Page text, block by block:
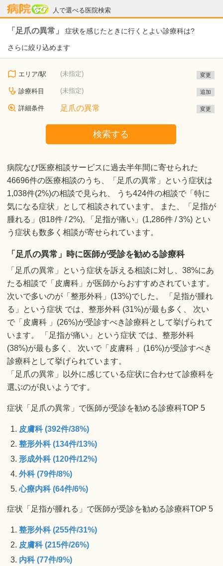
人で選べる医院検索
病院なび
「足爪の異常」 症状を感じたときに行くとよい診療科は?
さらに絞り込めます
エリア/駅 (未指定) 変更
診療科目 (未指定) 追加
詳細条件 足爪の異常 変更
検索する
病院なび医療相談サービスに過去半年間に寄せられた
46696件の医療相談のうち、「足爪の異常」という症状は
1,038件(2%)の相談で見られ、 うち424件の相談で「特に
気になる症状」として相談されています。 また、「足指が
腫れる」(818件 / 2%), 「足指が痛い」(1,286件 / 3%) とい
う症状も数多く相談が寄せられています。
「足爪の異常」時に医師が受診を勧める診療科
「足爪の異常」という症状を訴える相談に対し、38%にあ
たる相談で「皮膚科」が医師からおすすめされています。
次いで多いのが「整形外科」(13%)でした。 「足指が腫れ
る」という症状 では、整形外科 (31%)が最も多く、 次い
で「皮膚科 」(26%)が受診すべき診療科として挙げられて
います。 「足指が痛い」という症状 では、整形外科
(38%)が最も多く、 次いで「皮膚科 」(16%)が受診すべき
診療科として挙げられています。
「足爪の異常」以外に感じている症状に合わせて診療科を
選ぶのが良いようです。
症状「足爪の異常」で医師が受診を勧める診療科TOP 5
皮膚科 (392件/38%)
整形外科 (134件/13%)
形成外科 (120件/12%)
外科 (79件/8%)
心療内科 (64件/6%)
症状「足指が腫れる」で医師が受診を勧める診療科TOP 5
整形外科 (255件/31%)
皮膚科 (215件/26%)
内科 (77件/9%)